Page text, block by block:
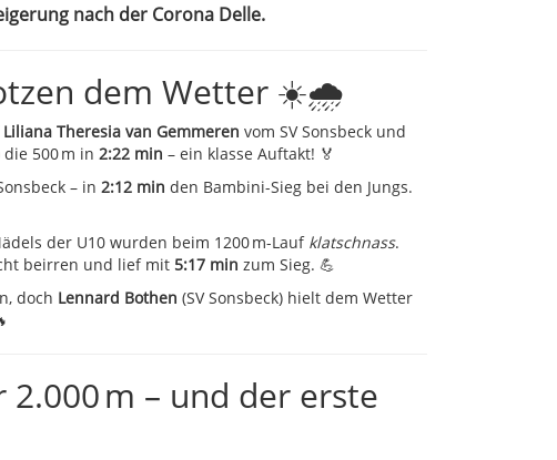
nach der Corona Delle.
dem Wetter ☀️🌧️
Liliana Theresia van Gemmeren vom SV Sonsbeck und
500 m in 2:22 min – ein klasse Auftakt! 🏅
– in 2:12 min den Bambini-Sieg bei den Jungs.
der U10 wurden beim 1200 m-Lauf klatschnass.
beirren und lief mit 5:17 min zum Sieg. 💪
doch Lennard Bothen (SV Sonsbeck) hielt dem Wetter
m – und der erste